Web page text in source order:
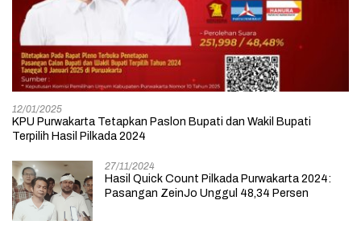
12/01/2025
KPU Purwakarta Tetapkan Paslon Bupati dan Wakil Bupati
Terpilih Hasil Pilkada 2024
27/11/2024
Hasil Quick Count Pilkada Purwakarta 2024:
Pasangan ZeinJo Unggul 48,34 Persen